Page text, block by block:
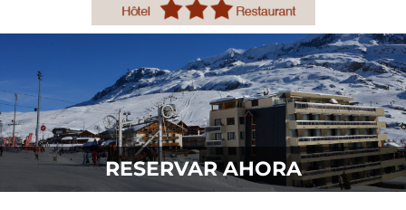
RESERVAR AHORA